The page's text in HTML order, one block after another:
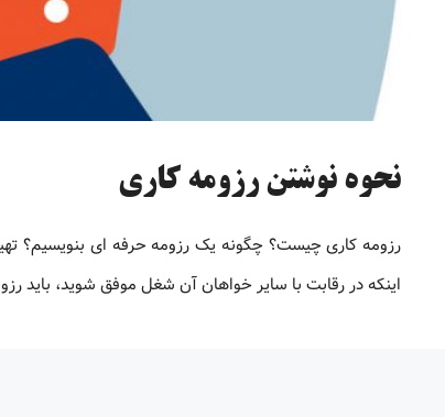
نحوه نوشتن رزومه کاری
رزومه کاری چیست؟ چگونه یک رزومه حرفه ای بنویسیم؟
اینکه در رقابت با سایر خواهان آن شغل موفق شوید، باید